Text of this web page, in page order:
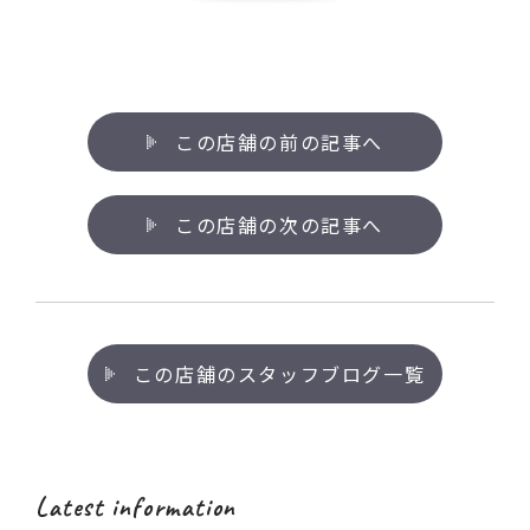
この店舗の前の記事へ
この店舗の次の記事へ
この店舗のスタッフブログ一覧
Latest information